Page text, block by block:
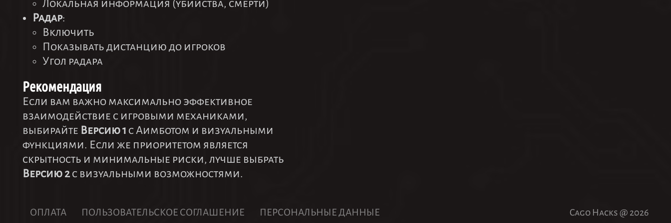
Локальная информация (убийства, смерти)
Радар:
Включить
Показывать дистанцию до игроков
Угол радара
Рекомендация
Если вам важно максимально эффективное
взаимодействие с игровыми механиками,
выбирайте Версию 1 с Аимботом и визуальными
функциями. Если же приоритетом является
скрытность и минимальные риски, лучше выбрать
Версию 2с визуальными возможностями.
ОПЛАТА ПОЛЬЗОВАТЕЛЬСКОЕ СОГЛАШЕНИЕ ПЕРСОНАЛЬНЫЕ ДАННЫЕ Cago Hacks @ 2026